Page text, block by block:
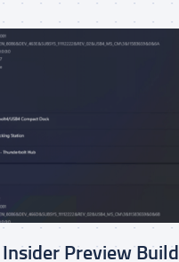
Preview Build